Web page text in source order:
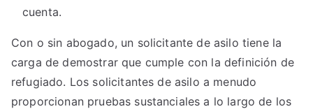
cuenta.
Con o sin abogado, un solicitante de asilo tiene la
carga de demostrar que cumple con la definición de
refugiado. Los solicitantes de asilo a menudo
proporcionan pruebas sustanciales a lo largo de los